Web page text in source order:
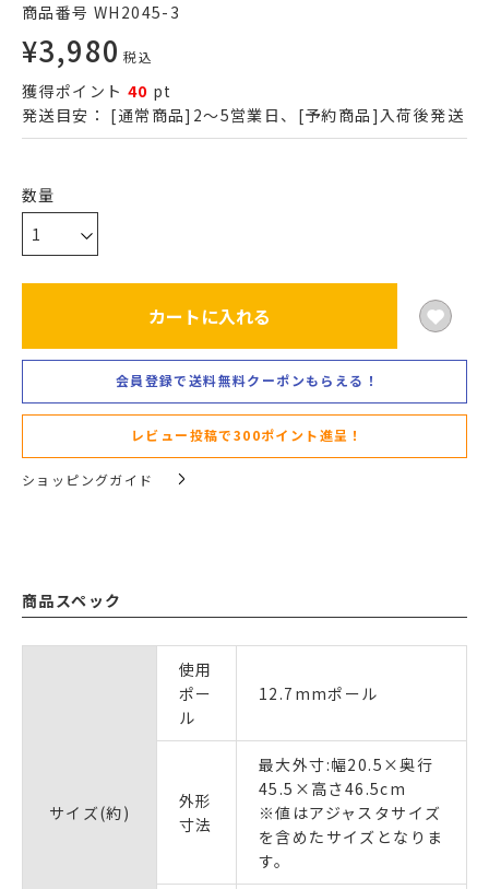
商品番号 WH2045-3
¥3,980 税込
獲得ポイント 40 pt
発送目安： [通常商品]2～5営業日、[予約商品]入荷後発送
カートに入れる
会員登録で送料無料クーポンもらえる！
レビュー投稿で300ポイント進呈！
ショッピングガイド
商品スペック
サイズ(約)
使用
ポー
ル
12.7mmポール
外形
寸法
最大外寸:幅20.5×奥行
45.5×高さ46.5cm
※値はアジャスタサイズ
を含めたサイズとなりま
す。